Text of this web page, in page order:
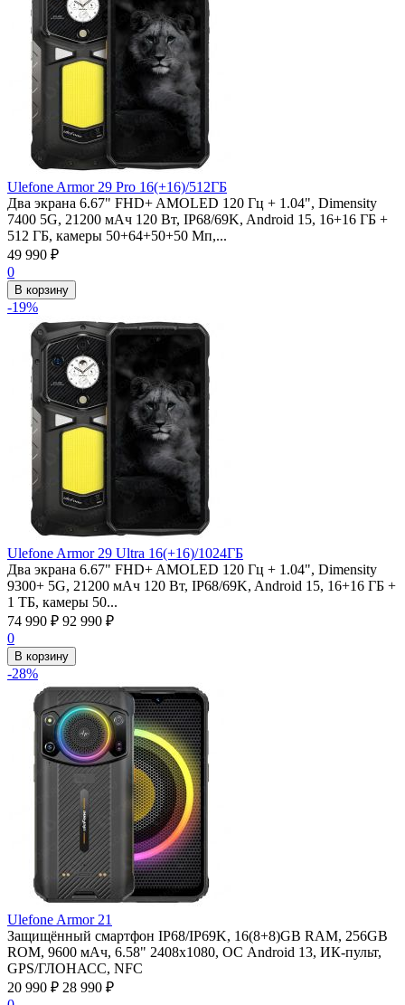
Ulefone Armor 29 Pro 16(+16)/512ГБ
Два экрана 6.67" FHD+ AMOLED 120 Гц + 1.04", Dimensity
7400 5G, 21200 мАч 120 Вт, IP68/69K, Android 15, 16+16 ГБ +
512 ГБ, камеры 50+64+50+50 Мп,...
49 990 ₽
0
В корзину
-19%
Ulefone Armor 29 Ultra 16(+16)/1024ГБ
Два экрана 6.67" FHD+ AMOLED 120 Гц + 1.04", Dimensity
9300+ 5G, 21200 мАч 120 Вт, IP68/69K, Android 15, 16+16 ГБ +
1 ТБ, камеры 50...
74 990 ₽ 92 990 ₽
0
В корзину
-28%
Ulefone Armor 21
Защищённый смартфон IP68/IP69K, 16(8+8)GB RAM, 256GB
ROM, 9600 мАч, 6.58" 2408х1080, ОС Android 13, ИК-пульт,
GPS/ГЛОНАСС, NFC
20 990 ₽ 28 990 ₽